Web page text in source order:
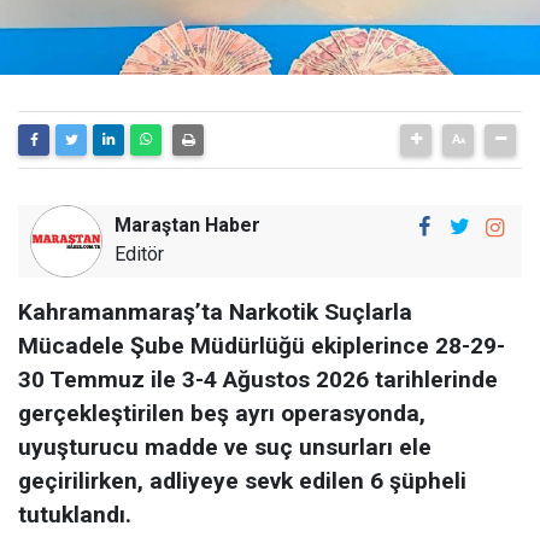
Maraştan Haber
Editör
Kahramanmaraş’ta Narkotik Suçlarla
Mücadele Şube Müdürlüğü ekiplerince 28-29-
30 Temmuz ile 3-4 Ağustos 2026 tarihlerinde
gerçekleştirilen beş ayrı operasyonda,
uyuşturucu madde ve suç unsurları ele
geçirilirken, adliyeye sevk edilen 6 şüpheli
tutuklandı.